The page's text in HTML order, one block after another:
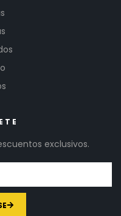
exclusivos.